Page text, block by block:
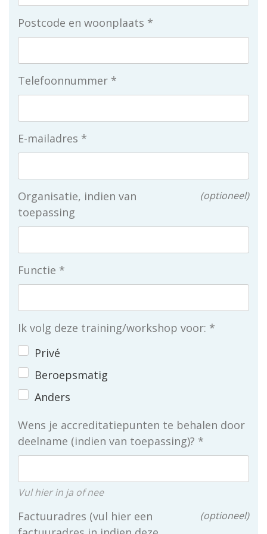
Postcode en woonplaats
Telefoonnummer
E-mailadres
Organisatie, indien van
toepassing
optioneel
Functie
Ik volg deze training/workshop voor:
Privé
Beroepsmatig
Anders
Wens je accreditatiepunten te behalen door
deelname (indien van toepassing)?
Vul hier in ja of nee
Factuuradres (vul hier een
optioneel